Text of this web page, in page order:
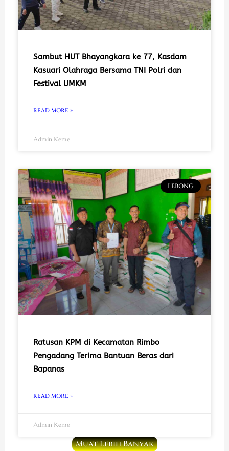
Sambut HUT Bhayangkara ke 77, Kasdam
Kasuari Olahraga Bersama TNI Polri dan
Festival UMKM
READ MORE »
Admin Keme
LEBONG
Ratusan KPM di Kecamatan Rimbo
Pengadang Terima Bantuan Beras dari
Bapanas
READ MORE »
Admin Keme
Muat Lebih Banyak